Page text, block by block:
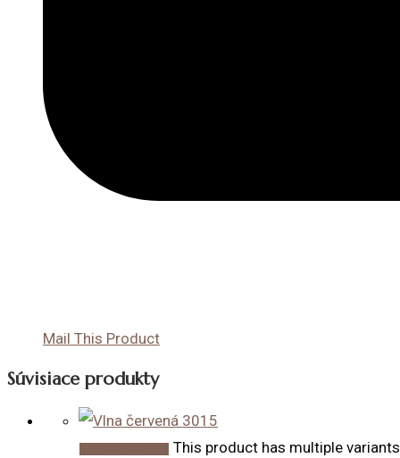
Mail This Product
Súvisiace produkty
This product has multiple